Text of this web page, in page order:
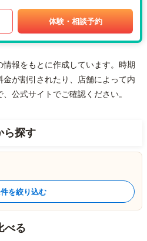
体験・相談予約
報をもとに作成しています。時期
が割引されたり、店舗によって内
公式サイトでご確認ください。
ら探す
を絞り込む
べる